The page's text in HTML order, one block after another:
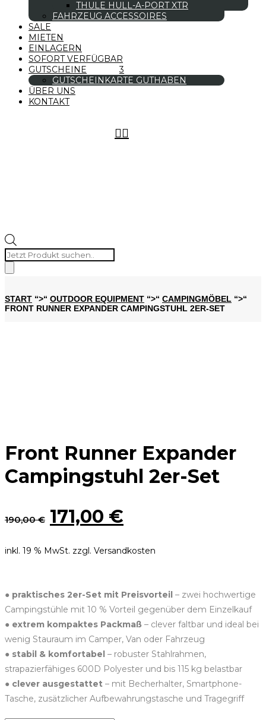
THULE HULL-A-PORT XTR
FAHRZEUG ACCESSOIRES
SALE
MIETEN
EINLAGERN
SOFORT VERFÜGBAR
GUTSCHEINE
GUTSCHEINKARTE GUTHABEN
ÜBER UNS
KONTAKT
Products
search

START “>“ OUTDOOR EQUIPMENT “>“ CAMPINGMÖBEL “>“
FRONT RUNNER EXPANDER CAMPINGSTUHL 2ER-SET
Front Runner Expander
Campingstuhl 2er-Set
190,00€ Ursprünglicher
war:
171,00 €
ist:
inkl. 19 % MwSt. zzgl. Versandkosten
● praktisches 2er-Set mit Preisvorteil – zwei hochwertige
Campingstühle mit 10 % Vorteil gegenüber dem Einzelkauf
● extrem kompaktes Packmaß – clever faltbar und ideal bei
wenig Stauraum im Camper, Van oder Fahrzeug
● stabil & komfortabel – robuster Stahlrahmen,
strapazierfähiges 600D Polyester und bis 115 kg belastbar
● clever ausgestattet – mit Becherhalter, Smartphone-
Tasche, zusätzlicher Aufbewahrungstasche und Tragegriff